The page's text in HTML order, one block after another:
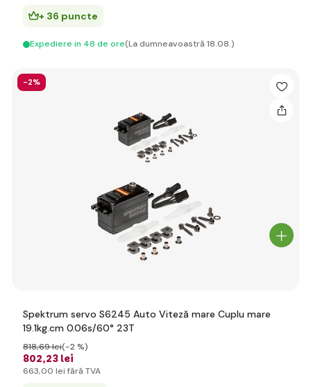
+ 36 puncte
Expediere in 48 de ore(La dumneavoastră 18.08.)
-2%
Spektrum servo S6245 Auto Viteză mare Cuplu mare
19.1kg.cm 0.06s/60° 23T
802,23 lei
818,69 lei(-2 %)
663,00 lei fără TVA